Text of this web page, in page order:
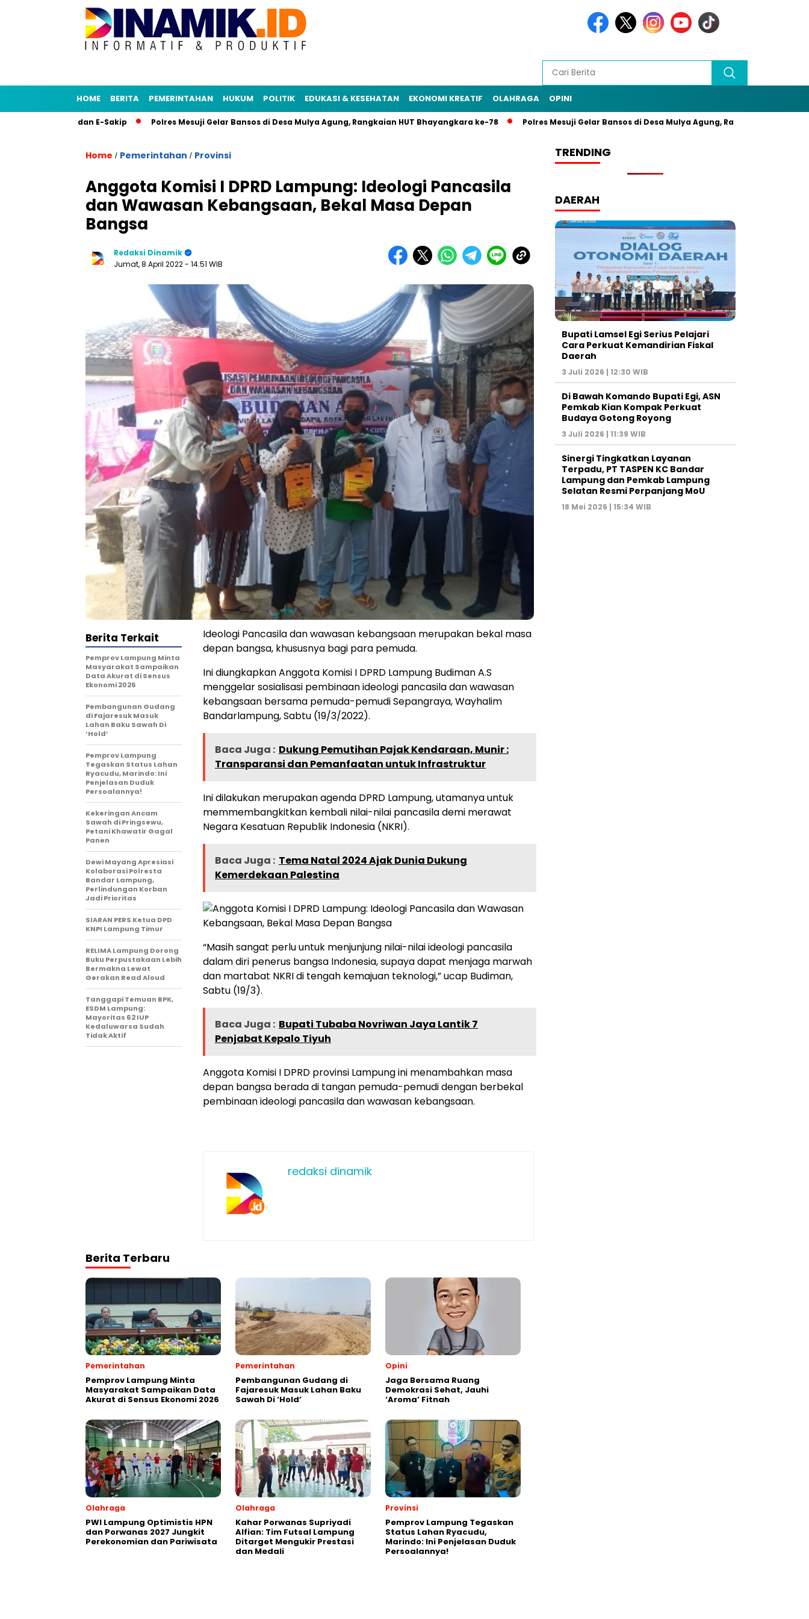
HOME BERITA PEMERINTAHAN HUKUM POLITIK EDUKASI & KESEHATAN EKONOMI KREATIF OLAHRAGA OPINI
Senja dan E-Sakip Polres Mesuji Gelar Bansos di Desa Mulya Agung, Rangkaian HUT Bhayangkara ke-78 Polres Mesuji Gelar Bansos di Desa Mulya Agung, Rangkaian HUT
Home / Pemerintahan / Provinsi
Anggota Komisi I DPRD Lampung: Ideologi Pancasila
dan Wawasan Kebangsaan, Bekal Masa Depan
Bangsa
Redaksi Dinamik
Jumat, 8 April 2022- 14:51 WIB
Ideologi Pancasila dan wawasan kebangsaan merupakan bekal masa
depan bangsa, khususnya bagi para pemuda.
Ini diungkapkan Anggota Komisi I DPRD Lampung Budiman A.S
menggelar sosialisasi pembinaan ideologi pancasila dan wawasan
kebangsaan bersama pemuda-pemudi Sepangraya, Wayhalim
Bandarlampung, Sabtu (19/3/2022).
Baca Juga : Dukung Pemutihan Pajak Kendaraan, Munir :
Transparansi dan Pemanfaatan untuk Infrastruktur
Ini dilakukan merupakan agenda DPRD Lampung, utamanya untuk
memmembangkitkan kembali nilai-nilai pancasila demi merawat
Negara Kesatuan Republik Indonesia (NKRI).
Baca Juga : Tema Natal 2024 Ajak Dunia Dukung
Kemerdekaan Palestina
“Masih sangat perlu untuk menjunjung nilai-nilai ideologi pancasila
dalam diri penerus bangsa Indonesia, supaya dapat menjaga marwah
dan martabat NKRI di tengah kemajuan teknologi,” ucap Budiman,
Sabtu (19/3).
Baca Juga : Bupati Tubaba Novriwan Jaya Lantik 7
Penjabat Kepalo Tiyuh
Anggota Komisi I DPRD provinsi Lampung ini menambahkan masa
depan bangsa berada di tangan pemuda-pemudi dengan berbekal
pembinaan ideologi pancasila dan wawasan kebangsaan.
redaksi dinamik
Berita Terkait
Pemprov Lampung Minta
Masyarakat Sampaikan
Data Akurat di Sensus
Ekonomi 2026
Pembangunan Gudang
di Fajaresuk Masuk
Lahan Baku Sawah Di
‘Hold’
Pemprov Lampung
Tegaskan Status Lahan
Ryacudu, Marindo: Ini
Penjelasan Duduk
Persoalannya!
Kekeringan Ancam
Sawah di Pringsewu,
Petani Khawatir Gagal
Panen
Dewi Mayang Apresiasi
Kolaborasi Polresta
Bandar Lampung,
Perlindungan Korban
Jadi Prioritas
SIARAN PERS Ketua DPD
KNPI Lampung Timur
RELIMA Lampung Dorong
Buku Perpustakaan Lebih
Bermakna Lewat
Gerakan Read Aloud
Tanggapi Temuan BPK,
ESDM Lampung:
Mayoritas 62 IUP
Kedaluwarsa Sudah
Tidak Aktif
Berita Terbaru
Pemerintahan
Pemprov Lampung Minta
Masyarakat Sampaikan Data
Akurat di Sensus Ekonomi 2026
Pemerintahan
Pembangunan Gudang di
Fajaresuk Masuk Lahan Baku
Sawah Di ‘Hold’
Opini
Jaga Bersama Ruang
Demokrasi Sehat, Jauhi
‘Aroma’ Fitnah
Olahraga
PWI Lampung Optimistis HPN
dan Porwanas 2027 Jungkit
Perekonomian dan Pariwisata
Olahraga
Kahar Porwanas Supriyadi
Alfian: Tim Futsal Lampung
Ditarget Mengukir Prestasi
dan Medali
Provinsi
Pemprov Lampung Tegaskan
Status Lahan Ryacudu,
Marindo: Ini Penjelasan Duduk
Persoalannya!
TRENDING
DAERAH
Bupati Lamsel Egi Serius Pelajari
Cara Perkuat Kemandirian Fiskal
Daerah
3 Juli 2026 | 12:30 WIB
Di Bawah Komando Bupati Egi, ASN
Pemkab Kian Kompak Perkuat
Budaya Gotong Royong
3 Juli 2026 | 11:39 WIB
Sinergi Tingkatkan Layanan
Terpadu, PT TASPEN KC Bandar
Lampung dan Pemkab Lampung
Selatan Resmi Perpanjang MoU
18 Mei 2026 | 15:34 WIB